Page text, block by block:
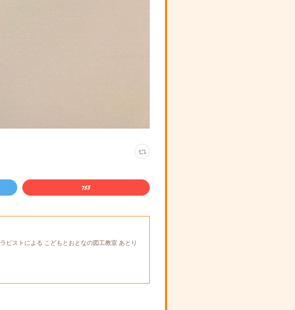
ピストによる こどもとおとなの図工教室 あとり